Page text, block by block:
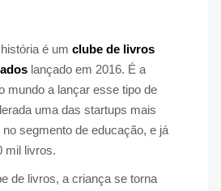
é um clube de livros
lançado em 2016. É a
mundo a lançar esse tipo de
uma das startups mais
segmento de educação, e já
mil livros.
de livros, a criança se torna